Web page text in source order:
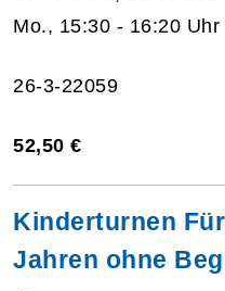
Mo., 15:30 - 16:20 Uhr
26-3-22059
52,50 €
Kinderturnen
Jahren ohne